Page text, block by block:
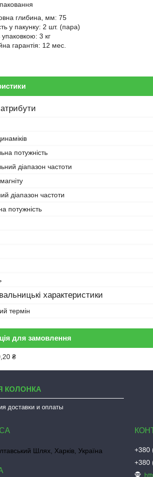
глибина, мм: 75
у пакунку: 2 шт. (пара)
упаковкою: 3 кг
гарантія: 12 мес.
потужність
діапазон частоти
діапазон частоти
потужність
характеристики
термін
для замовлення
₴
КОЛОНКА
доставки и оплаты
Шлях, Харків, Україна +380
+380